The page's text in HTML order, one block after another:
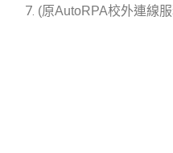
(原AutoRPA校外連線